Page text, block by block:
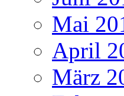
Mai
April
März